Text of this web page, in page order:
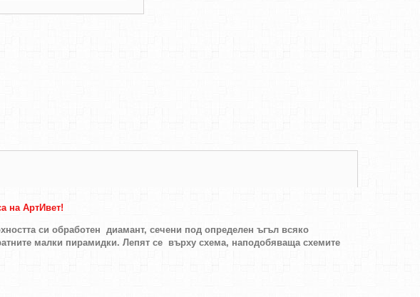
на АртИвет!
си обработен диамант, сечени под определен ъгъл всяко
малки пирамидки. Лепят се върху схема, наподобяваща схемите